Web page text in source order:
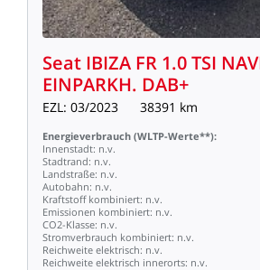
Seat IBIZA FR 1.0TSI
EINPARKH. DAB+
EZL: 03/2023 38391 km
Energieverbrauch (WLTP-Werte**):
Innenstadt: n.v.
Stadtrand: n.v.
Landstraße: n.v.
Autobahn: n.v.
Kraftstoff kombiniert: n.v.
Emissionen kombiniert: n.v.
CO2-Klasse: n.v.
Stromverbrauch kombiniert: n.v.
Reichweite elektrisch: n.v.
Reichweite elektrisch innerorts: n.v.